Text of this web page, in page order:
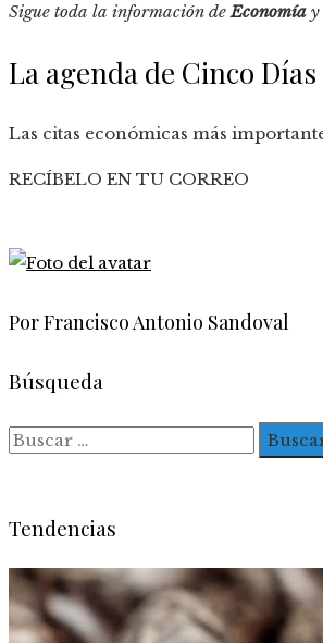
Sigue toda la información deEconomía y
La agenda de Cinco Días
Las citas económicas más
RECÍBELO EN TU CORREO
Por Francisco Antonio Sandoval
Búsqueda
Buscar:
Tendencias